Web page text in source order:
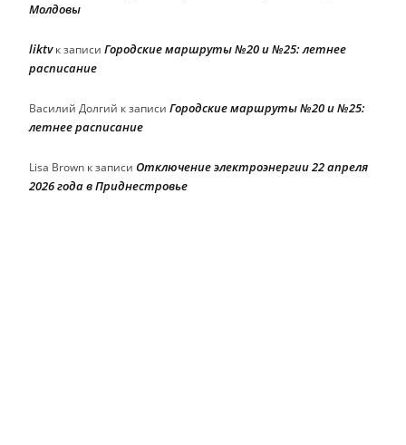
Молдовы
liktvк записи Городские маршруты №20 и №25: летнее
расписание
Василий Долгий к записи Городские маршруты №20 и №25:
летнее расписание
Lisa Brown к записи Отключение электроэнергии 22 апреля
2026 года в Приднестровье